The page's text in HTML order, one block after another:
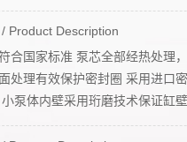
/ Product Description
合国家标准 泵芯全部经热处理
处理有效保护密封圈 采用进口
泵体内壁采用珩磨技术保证缸